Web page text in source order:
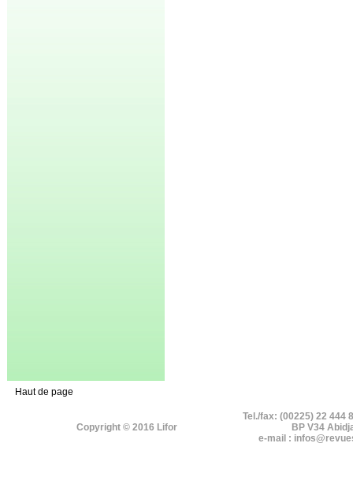
Haut de page
Copyright © 2016 Lifor
Tel./fax: (00225) 22 444
BP V34
e-mail :